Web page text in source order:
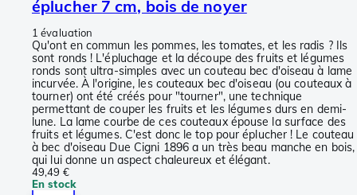
éplucher 7 cm, bois de noyer
1 évaluation
Qu'ont en commun les pommes, les tomates, et les radis ? Ils
sont ronds ! L'épluchage et la découpe des fruits et légumes
ronds sont ultra-simples avec un couteau bec d'oiseau à lame
incurvée. À l'origine, les couteaux bec d'oiseau (ou couteaux à
tourner) ont été créés pour "tourner", une technique
permettant de couper les fruits et les légumes durs en demi-
lune. La lame courbe de ces couteaux épouse la surface des
fruits et légumes. C'est donc le top pour éplucher ! Le couteau
à bec d'oiseau Due Cigni 1896 a un très beau manche en bois,
qui lui donne un aspect chaleureux et élégant.
49,49 €
En stock